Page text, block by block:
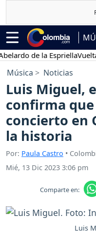
de la EspriellaVuelta a
Música Noticias
Luis Miguel,
confirma
concierto en
la historia
Por: Paula Castro •
Mié, 13 Dic 2023 3:06 pm
Comparte en:
Luis